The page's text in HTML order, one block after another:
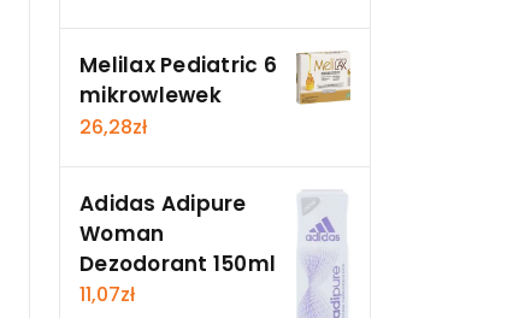
Melilax Pediatric 6
mikrowlewek
26,28zł
Adidas Adipure
Woman
Dezodorant 150ml
11,07zł